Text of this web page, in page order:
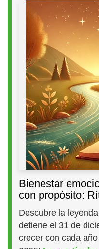
Bienestar
con propósito:
Descubre la
detiene el 31 de
crecer con cada